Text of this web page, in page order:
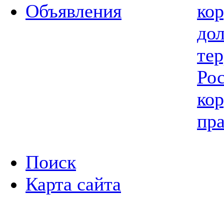
Объявления
Поиск
Карта сайта